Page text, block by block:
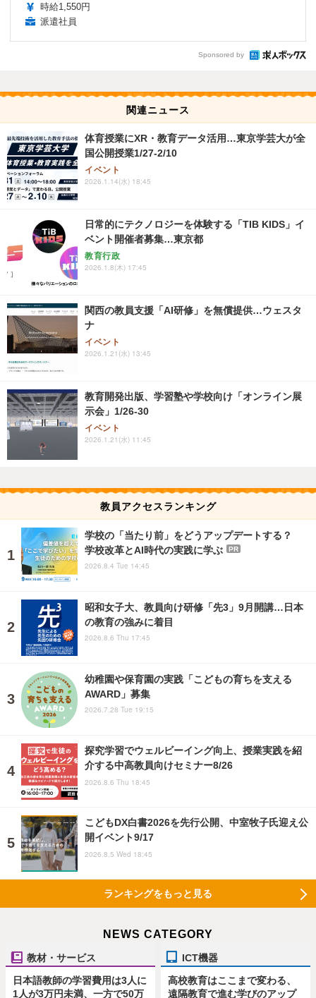
時給1,550円
派遣社員
Sponsored by
関連ニュース
体育授業にXR・教育データ活用…東京学芸大が全
国公開授業1/27-2/10
イベント
2026.1.14(水) 18:45
日常的にテクノロジーを体験する「TIB KIDS」イ
ベント開催者募集…東京都
教育行政
2026.1.8(木) 17:45
関西の教員支援「AI研修」を無償提供…ウェスタ
ナ
イベント
2026.1.21(水) 13:45
教育開発出版、学習塾や学校向け「オンライン展
示会」1/26-30
イベント
2026.1.21(水) 11:45
教員アクセスランキング
学校の「当たり前」をどうアップデートする？
学校改革とAI時代の実践に学ぶ
PR
2026.8.4 Tue 14:45
昭和女子大、教員向け研修「先3」9月開講…日本
の教育の強みに着目
2026.8.6 Thu 17:45
幼稚園や保育園の実践「こどもの育ちを支える
AWARD」募集
2026.7.28 Tue 19:15
探究学習でウェルビーイング向上、授業実践を紹
介する中高教員向けセミナー8/26
2026.8.6 Thu 18:45
こどもDX白書2026を先行公開、中室牧子氏迎え公
開イベント9/17
2026.8.5 Wed 18:45
ランキングをもっと見る
NEWS CATEGORY
教材・サービス
日本語教師の学習費用は3人に
1人が3万円未満、一方で50万
ICT機器
高校教育はここまで変わる、
遠隔教育で進む学びのアップ